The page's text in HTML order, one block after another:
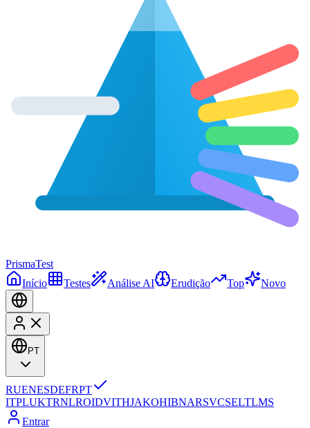
PrismaTest
Início
Testes Análise AI Erudição Top Novo
PT
RUENESDEFRPT
ITPLUKTRNLROIDVITHJAKOHIBNARSVCSELTLMS
Entrar